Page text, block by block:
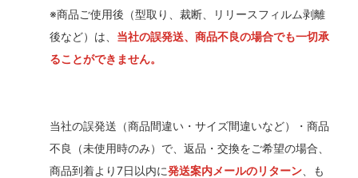
※商品ご使用後（型取り、裁断、リリースフィルム剥離
後など）は、 当社の誤発送、商品不良の場合でも一切承
ることができません。
当社の誤発送（商品間違い・サイズ間違いなど）・商品
不良（未使用時のみ）で、返品・交換をご希望の場合、
商品到着より7日以内に発送案内メールのリターン、も